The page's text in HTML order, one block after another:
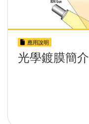
應用說明
光學鍍膜簡介